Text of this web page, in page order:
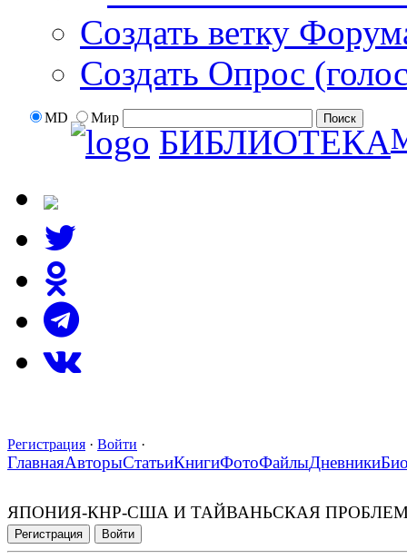
Создать ветку
Создать Опрос
MD Мир
БИБЛИОТЕКА
Регистрация · Войти ·
ГлавнаяАвторыСтатьиКнигиФотоФайлыДневники
ЯПОНИЯ-КНР-США И ТАЙВАНЬСКАЯ
Регистрация Войти